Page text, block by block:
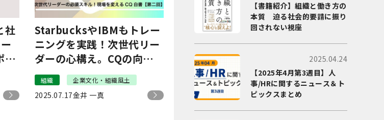
社
イ
StarbucksやIBMもトレー
ニングを実践！次世代リー
ダーの心構え。CQの向上
で、組織はどう変わる？
【現場を変えるCQ白書 第2
回】
組織 企業文化・組織風土
2025.07.17金井 一真
【書籍紹介】組織と働き方の
本質 迫る社会的要請に振り
回されない視座
2025.04.24
【2025年4月第3週目】人
事/HRに関するニュース＆ト
ピックスまとめ